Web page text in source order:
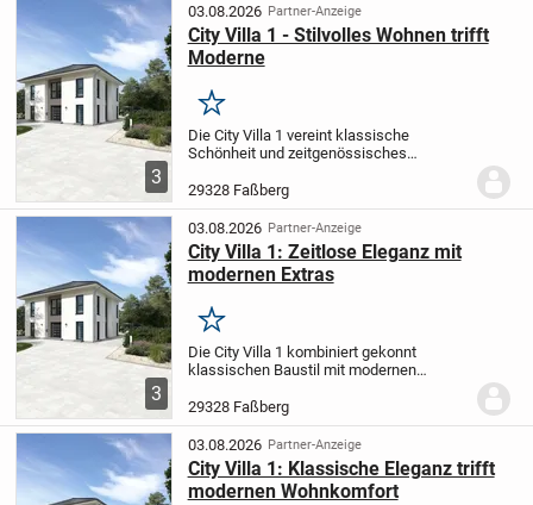
sich...
3
03.08.2026 Partner-Anzeige
City Villa 1 - Stilvolles Wohnen trifft
Moderne
Merken
Die City Villa 1 vereint klassische
Schönheit und zeitgenössisches
Wohn- und Essbereich bietet einladenden
Raum für entspannte Abende mit der
Familie oder gesellige...
29328 Faßberg
3
03.08.2026 Partner-Anzeige
City Villa 1: Zeitlose Eleganz mit
modernen Extras
Merken
Die City Villa 1 kombiniert gekonnt
klassischen Baustil mit modernen
gestalteten Wohn- und Essbereich
verbringen Sie entspannte Momente mit
Ihren Liebsten. Im...
29328 Faßberg
03.08.2026 Partner-Anzeige
City Villa 1: Klassische Eleganz trifft
modernen Wohnkomfort